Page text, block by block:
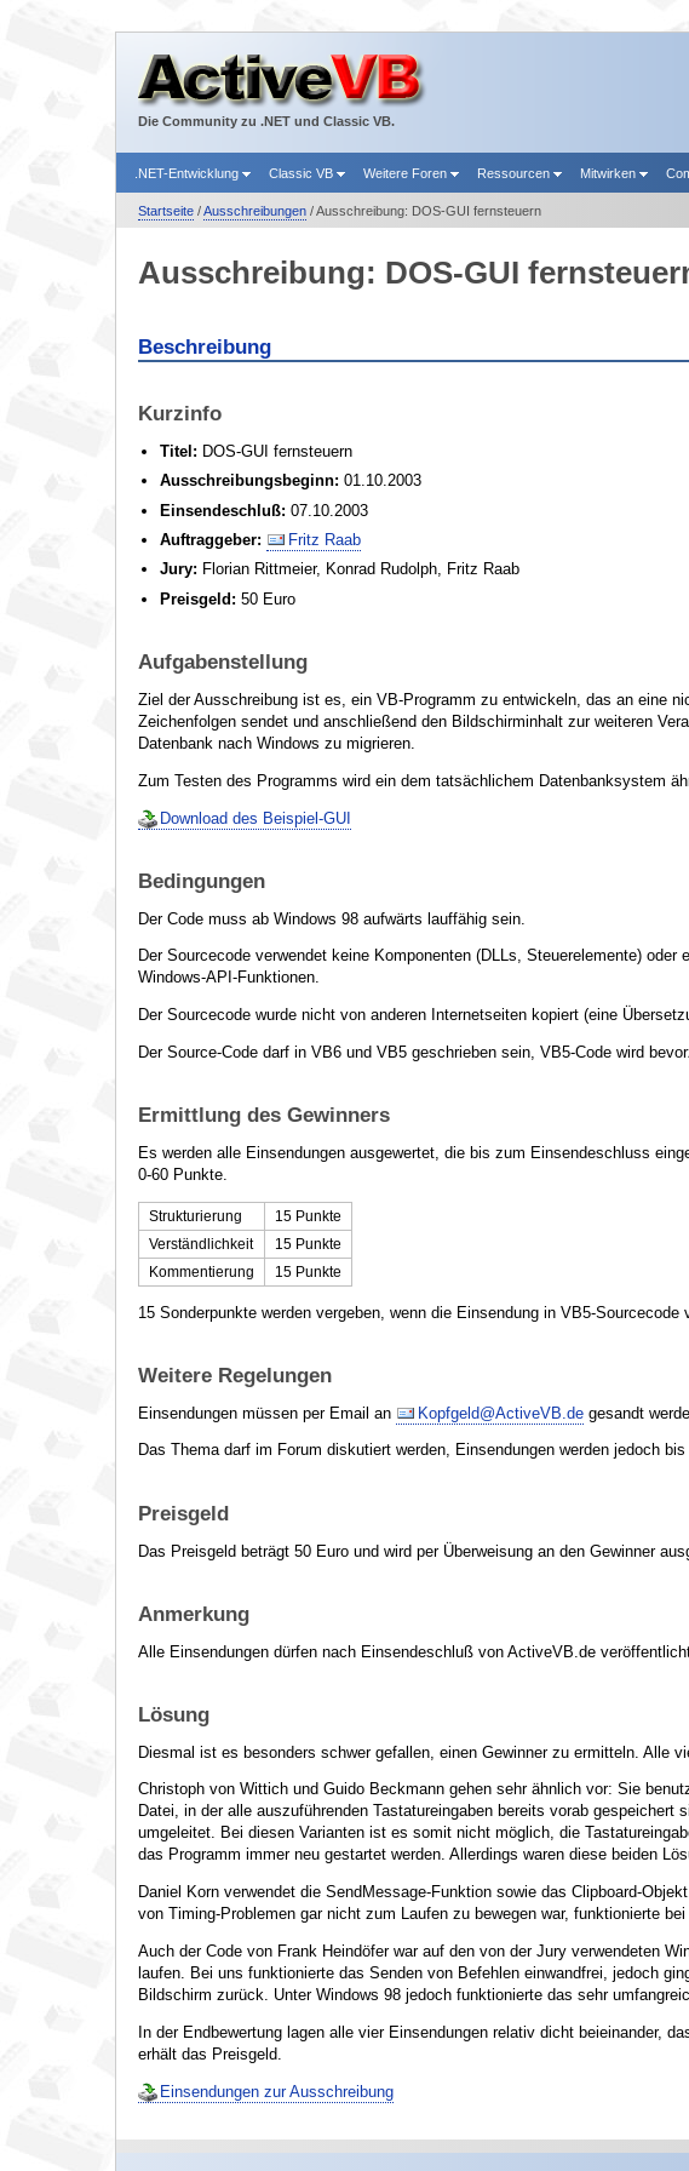
Die Community zu .NET und Classic VB.
.NET-Entwicklung Classic VB Weitere Foren Ressourcen Mitwirken
Startseite/Ausschreibungen/ Ausschreibung: DOS-GUI fernsteuern
Ausschreibung: DOS-GUI
Beschreibung
Kurzinfo
Titel: DOS-GUI fernsteuern
Ausschreibungsbeginn: 01.10.2003
Einsendeschluß: 07.10.2003
Auftraggeber:
Fritz Raab
Jury: Florian Rittmeier, Konrad Rudolph, Fritz Raab
Preisgeld: 50 Euro
Aufgabenstellung
Ziel der Ausschreibung ist es, ein VB-Programm zu entwickeln, das an eine
Zeichenfolgen sendet und anschließend den Bildschirminhalt zur weiteren
Datenbank nach Windows zu migrieren.
Zum Testen des Programms wird ein dem tatsächlichem Datenbanksystem
Download des Beispiel-GUI
Bedingungen
Der Code muss ab Windows 98 aufwärts lauffähig sein.
Der Sourcecode verwendet keine Komponenten (DLLs, Steuerelemente)
Windows-API-Funktionen.
Der Sourcecode wurde nicht von anderen Internetseiten kopiert (eine
Der Source-Code darf in VB6 und VB5 geschrieben sein, VB5-Code wird
Ermittlung des Gewinners
Es werden alle Einsendungen ausgewertet, die bis zum Einsendeschluss
0-60 Punkte.
Strukturierung
15 Punkte
Verständlichkeit
15 Punkte
Kommentierung
15 Punkte
15 Sonderpunkte werden vergeben, wenn die Einsendung in VB5-Sourcecode
Weitere Regelungen
Einsendungen müssen per Email an Kopfgeld@ActiveVB.degesandt
Das Thema darf im Forum diskutiert werden, Einsendungen werden jedoch
Preisgeld
Das Preisgeld beträgt 50 Euro und wird per Überweisung an den Gewinner
Anmerkung
Alle Einsendungen dürfen nach Einsendeschluß von ActiveVB.de
Lösung
Diesmal ist es besonders schwer gefallen, einen Gewinner zu ermitteln. Alle
Christoph von Wittich und Guido Beckmann gehen sehr ähnlich vor: Sie
Datei, in der alle auszuführenden Tastatureingaben bereits vorab
umgeleitet. Bei diesen Varianten ist es somit nicht möglich, die
das Programm immer neu gestartet werden. Allerdings waren diese beiden
Daniel Korn verwendet die SendMessage-Funktion sowie das Clipboard-
von Timing-Problemen gar nicht zum Laufen zu bewegen war, funktionierte
Auch der Code von Frank Heindöfer war auf den von der Jury verwendeten
laufen. Bei uns funktionierte das Senden von Befehlen einwandfrei, jedoch
Bildschirm zurück. Unter Windows 98 jedoch funktionierte das sehr
In der Endbewertung lagen alle vier Einsendungen relativ dicht beieinander,
erhält das Preisgeld.
Einsendungen zur Ausschreibung